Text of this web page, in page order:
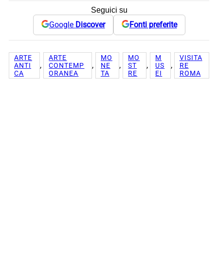
Seguici su
Google Discover Fonti preferite
ARTE
ANTI
CA
,
ARTE
CONTEMP
ORANEA
,
MO
NE
TA
,
MO
ST
RE
,
M
US
EI
,
VISITA
RE
ROMA